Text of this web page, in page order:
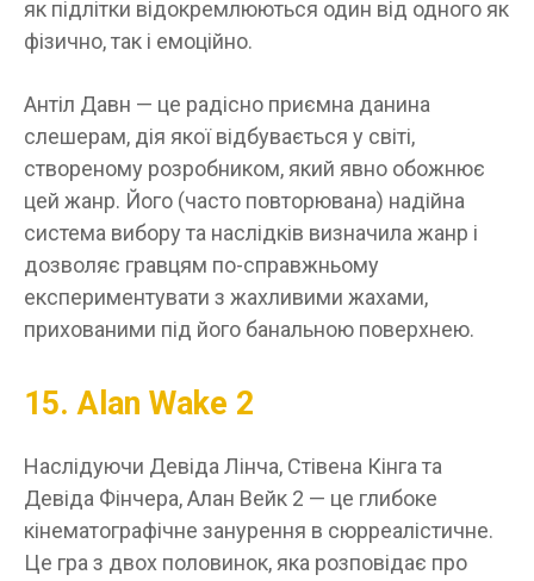
як підлітки відокремлюються один від одного як
фізично, так і емоційно.
Антіл Давн — це радісно приємна данина
слешерам, дія якої відбувається у світі,
створеному розробником, який явно обожнює
цей жанр. Його (часто повторювана) надійна
система вибору та наслідків визначила жанр і
дозволяє гравцям по-справжньому
експериментувати з жахливими жахами,
прихованими під його банальною поверхнею.
15. Alan Wake 2
Наслідуючи Девіда Лінча, Стівена Кінга та
Девіда Фінчера, Алан Вейк 2 — це глибоке
кінематографічне занурення в сюрреалістичне.
Це гра з двох половинок, яка розповідає про